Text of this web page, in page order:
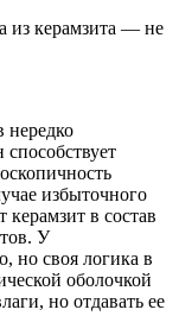
из керамзита — не
нередко
избыточного
в состав
У
но своя логика в
оболочкой
но отдавать ее